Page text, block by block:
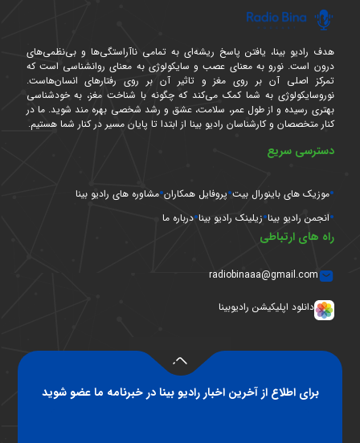
هدف رادیو بینا، یافتن پاسخ ریشه‌ای به تمامی ناآراستگی‌ها و بی‌نظمی‌های
درون است. نورو به معنای عصب و سایکولوژی به معنای روانشناسی است که
تمرکز اصلی آن بر روی مغز و تاثیر آن بر روی رفتارهای انسان‌هاست.
نوروسایکولوژی به شما کمک می‌کند که چگونه با شناخت مغز، به خودشناسی
بهتری رسیده و از طول عمر، سلامت، عشق و رشد شخصی بهره مند شوید. ما در
کنار متخصصان و کارشناسان رادیو بینا از ابتدا تا پایان مسیر در کنار شما هستیم.
دسترسی سریع
موزیک های باینورال بیت پروفایل همکاران مشاوره های رادیو بینا
انجمن رادیو بینا زیلینک رادیو بینا درباره ما
راه های ارتباطی
radiobinaaa@gmail.com
دانلود اپلیکیشن رادیوبینا
برای اطلاع از آخرین اخبار رادیو بینا در خبرنامه ما عضو شوید